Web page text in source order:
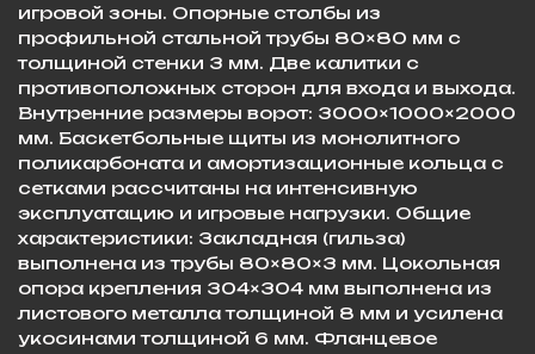
игровой зоны. Опорные столбы из
профильной стальной трубы 80×80 мм с
толщиной стенки 3 мм. Две калитки с
противоположных сторон для входа и выхода.
Внутренние размеры ворот: 3000×1000×2000
мм. Баскетбольные щиты из монолитного
поликарбоната и амортизационные кольца с
сетками рассчитаны на интенсивную
эксплуатацию и игровые нагрузки. Общие
характеристики: Закладная (гильза)
выполнена из трубы 80×80×3 мм. Цокольная
опора крепления 304×304 мм выполнена из
листового металла толщиной 8 мм и усилена
укосинами толщиной 6 мм. Фланцевое